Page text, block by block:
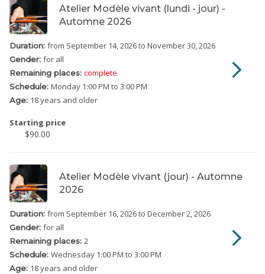
Atelier Modèle vivant (lundi - jour) -
Automne 2026
Duration: from September 14, 2026to November 30, 2026
Gender: for all
Remaining places: complete
Schedule: Monday 1:00 PM to 3:00 PM
Age: 18 years and older
Starting price
$90.00
Atelier Modèle vivant (jour) - Automne
2026
Duration: from September 16, 2026to December 2, 2026
Gender: for all
Remaining places: 2
Schedule: Wednesday 1:00 PM to 3:00 PM
Age: 18 years and older